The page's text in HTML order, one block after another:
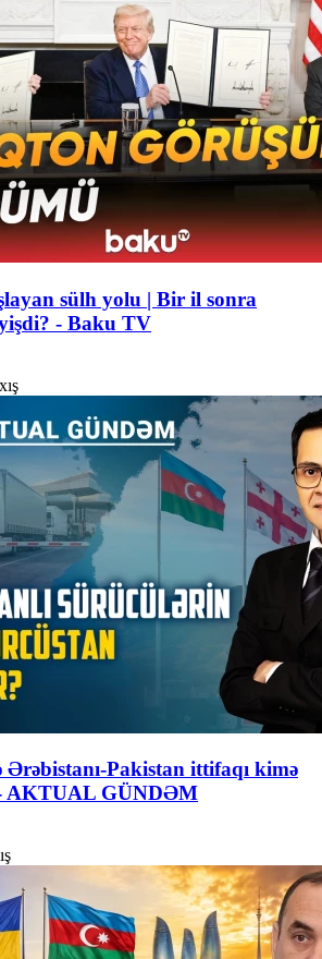
sülh yolu | Bir il sonra
- Baku TV
Pakistan ittifaqı kimə
- AKTUAL GÜNDƏM